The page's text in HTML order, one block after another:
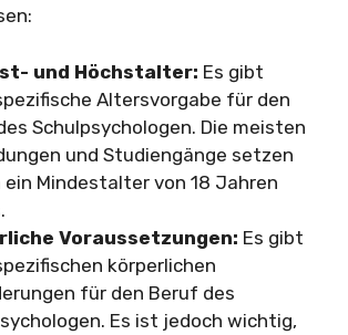
und Höchstalter: Es gibt
Altersvorgabe für den
Schulpsychologen. Die meisten
und Studiengänge setzen
ein Mindestalter von 18 Jahren
Voraussetzungen: Es gibt
körperlichen
für den Beruf des
Es ist jedoch wichtig,